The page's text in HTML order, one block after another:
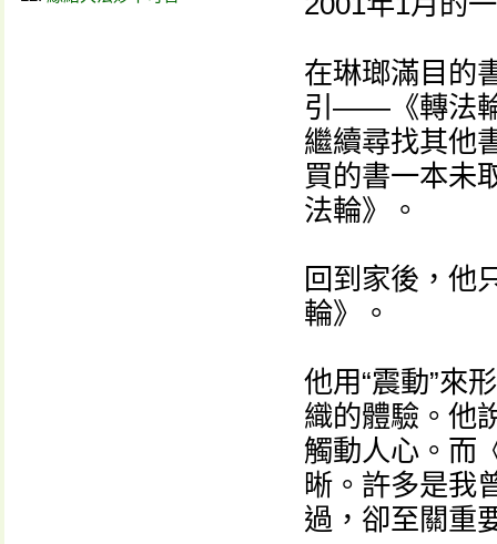
在琳瑯滿目的
引——《轉法
繼續尋找其他
買的書一本未
法輪》。
回到家後，他
輪》。
他用“震動”來
織的體驗。他
觸動人心。而
晰。許多是我
過，卻至關重